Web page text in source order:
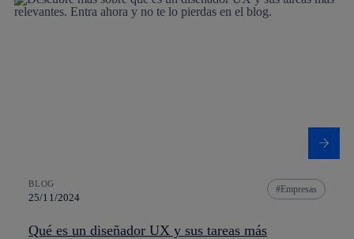
BLOG
25/11/2024
Empresas
Qué es un diseñador UX y sus tareas más